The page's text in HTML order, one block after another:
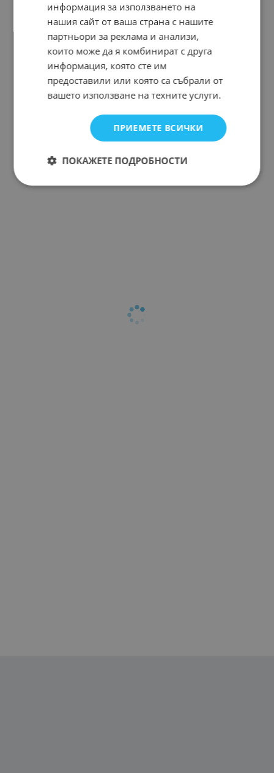
информация за използването на
нашия сайт от ваша страна с нашите
партньори за реклама и анализи,
които може да я комбинират с друга
информация, която сте им
предоставили или която са събрали от
вашето използване на техните услуги.
ПРИЕМЕТЕ ВСИЧКИ
ПОКАЖЕТЕ ПОДРОБНОСТИ